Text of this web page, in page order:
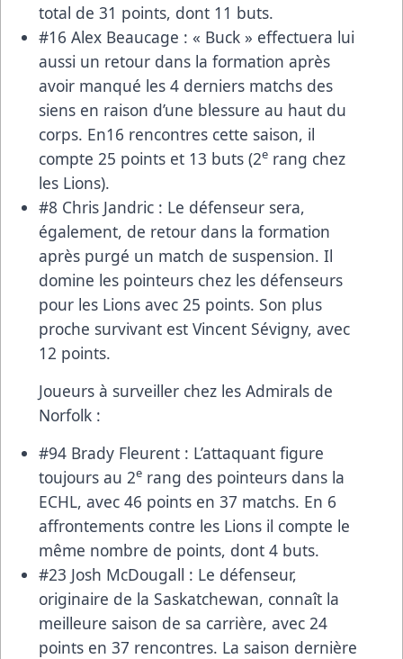
total de 31 points, dont 11 buts.
#16 Alex Beaucage : « Buck » effectuera lui
aussi un retour dans la formation après
avoir manqué les 4 derniers matchs des
siens en raison d’une blessure au haut du
corps. En16 rencontres cette saison, il
compte 25 points et 13 buts (2e rang chez
les Lions).
#8 Chris Jandric : Le défenseur sera,
également, de retour dans la formation
après purgé un match de suspension. Il
domine les pointeurs chez les défenseurs
pour les Lions avec 25 points. Son plus
proche survivant est Vincent Sévigny, avec
12 points.
Joueurs à surveiller chez les Admirals de
Norfolk :
#94 Brady Fleurent : L’attaquant figure
toujours au 2e rang des pointeurs dans la
ECHL, avec 46 points en 37 matchs. En 6
affrontements contre les Lions il compte le
même nombre de points, dont 4 buts.
#23 Josh McDougall : Le défenseur,
originaire de la Saskatchewan, connaît la
meilleure saison de sa carrière, avec 24
points en 37 rencontres. La saison dernière